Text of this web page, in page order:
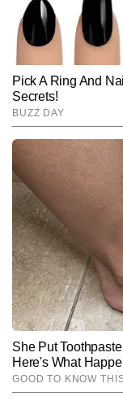
Hindi NewsSpirituality
मोहित
करियर की
प्रिंट, टीवी
का भी
ज्योतिष
विषयों पर
Follow Us: